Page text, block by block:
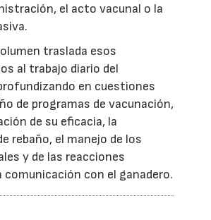
el acto vacunal o la
traslada esos
al trabajo diario del
en cuestiones
de programas de vacunación,
de su eficacia, la
rebaño, el manejo de los
y de las reacciones
comunicación con el ganadero.